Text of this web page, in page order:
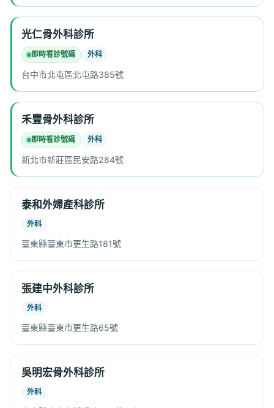
光仁骨外科診所
即時看診號碼 外科
台中市北屯區北屯路385號
禾豐骨外科診所
即時看診號碼 外科
新北市新莊區民安路284號
泰和外婦產科診所
外科
臺東縣臺東市更生路181號
張建中外科診所
外科
臺東縣臺東市更生路65號
吳明宏骨外科診所
外科